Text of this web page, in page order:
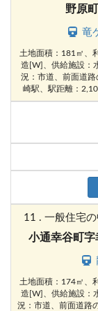
野原
竜
土地面積：181㎡、
造[W]、供給施設：
況：市道、前面道
崎駅、駅距離：
11 . 一般住宅
小通幸谷町
土地面積：174㎡、
造[W]、供給施設：
況：市道、前面道路